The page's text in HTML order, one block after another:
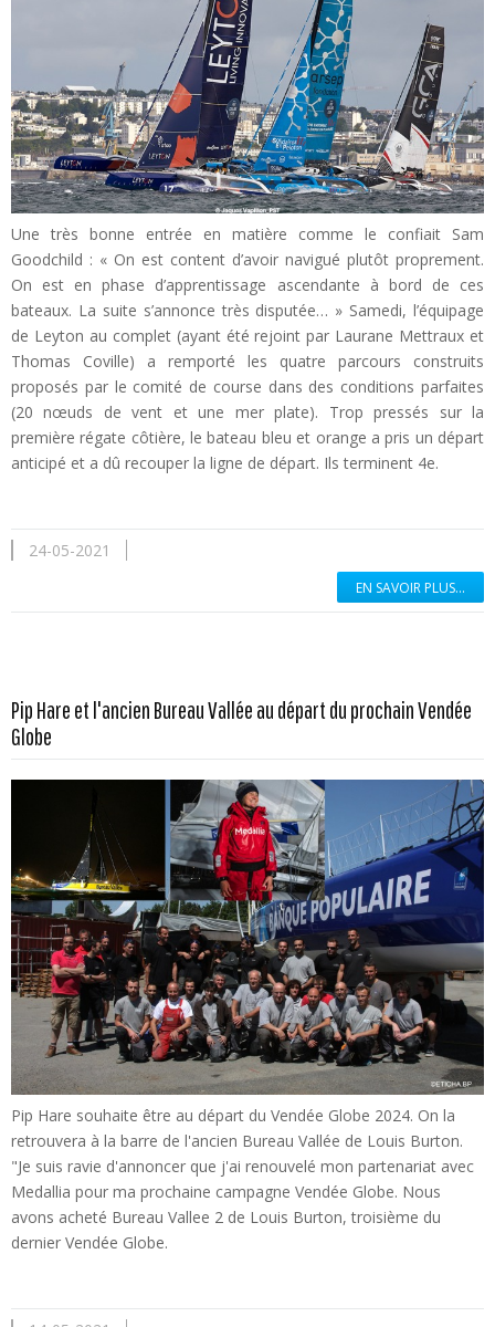
Une très bonne entrée en matière comme le confiait Sam
Goodchild : « On est content d’avoir navigué plutôt proprement.
On est en phase d’apprentissage ascendante à bord de ces
bateaux. La suite s’annonce très disputée… » Samedi, l’équipage
de Leyton au complet (ayant été rejoint par Laurane Mettraux et
Thomas Coville) a remporté les quatre parcours construits
proposés par le comité de course dans des conditions parfaites
(20 nœuds de vent et une mer plate). Trop pressés sur la
première régate côtière, le bateau bleu et orange a pris un départ
anticipé et a dû recouper la ligne de départ. Ils terminent 4e.
24-05-2021
EN SAVOIR PLUS...
Pip Hare et l'ancien Bureau Vallée au départ du prochain Vendée
Globe
En savoir plus...
Pip Hare souhaite être au départ du Vendée Globe 2024. On la
retrouvera à la barre de l'ancien Bureau Vallée de Louis Burton.
"Je suis ravie d'annoncer que j'ai renouvelé mon partenariat avec
Medallia pour ma prochaine campagne Vendée Globe. Nous
avons acheté Bureau Vallee 2 de Louis Burton, troisième du
dernier Vendée Globe.